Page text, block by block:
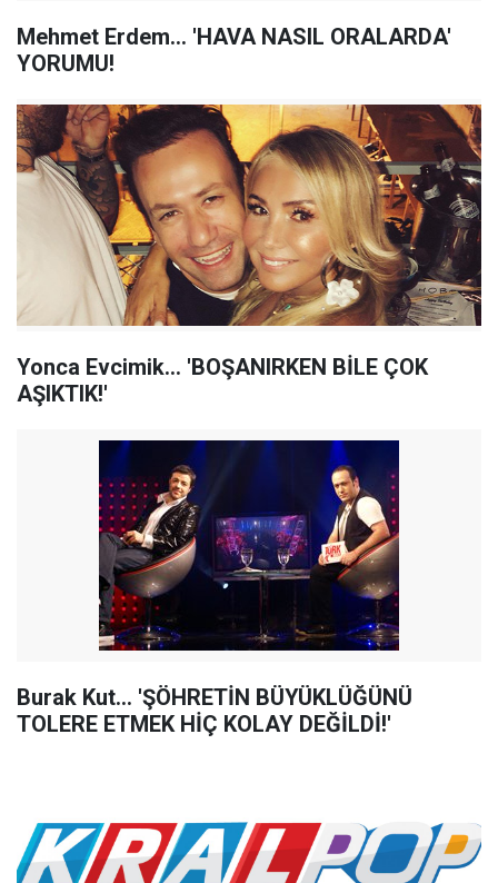
Mehmet Erdem... 'HAVA NASIL ORALARDA'
YORUMU!
Yonca Evcimik... 'BOŞANIRKEN BİLE ÇOK
AŞIKTIK!'
Burak Kut... 'ŞÖHRETİN BÜYÜKLÜĞÜNÜ
TOLERE ETMEK HİÇ KOLAY DEĞİLDİ!'